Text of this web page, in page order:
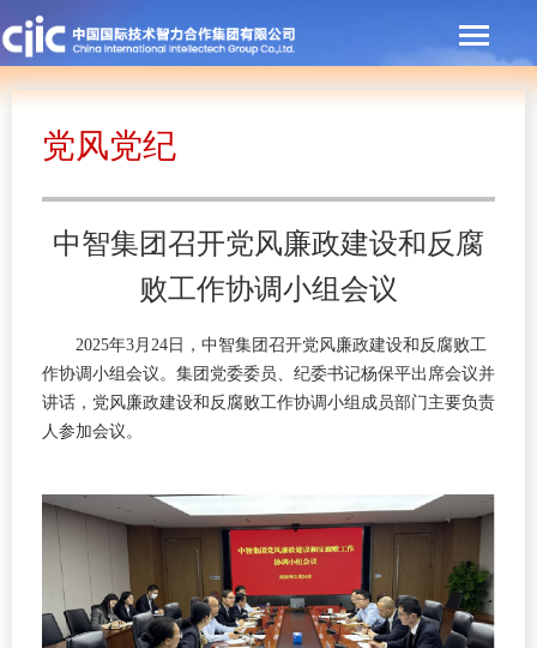
党风党纪
中智集团召开党风廉政建设和反腐
败工作协调小组会议
2025年3月24日，中智集团召开党风廉政建设和反腐败工
作协调小组会议。集团党委委员、纪委书记杨保平出席会议并
讲话，党风廉政建设和反腐败工作协调小组成员部门主要负责
人参加会议。